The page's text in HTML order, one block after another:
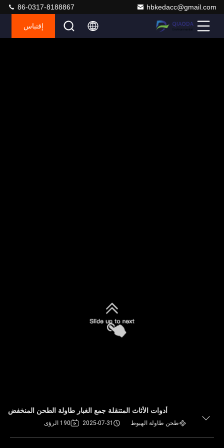
hbkedacc@gmail.com
86-0317-8188867
إقتباس
أدوات الأثاث المتنقلة جمع الغبار طاولة الطحن المنخفض
طحن طاولة الهبوط 2025-07-31 190 الرؤى